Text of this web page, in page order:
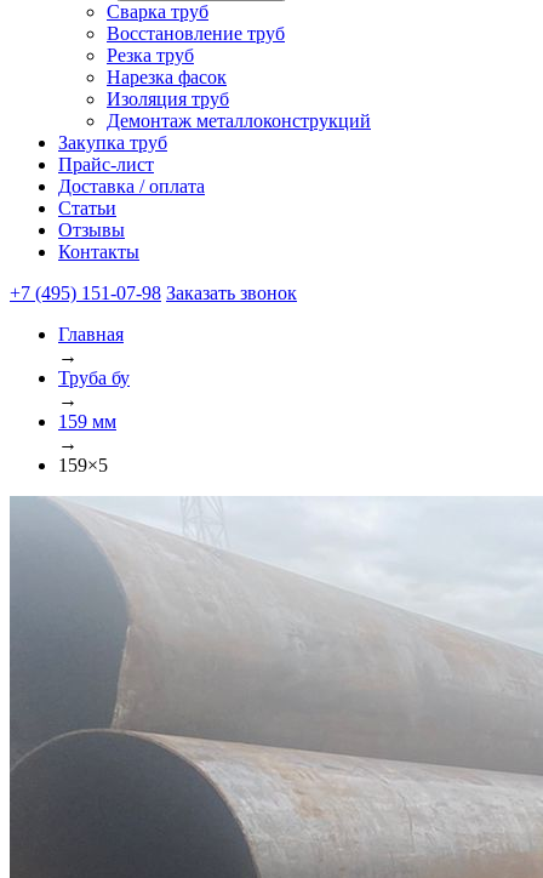
Сварка труб
Восстановление труб
Резка труб
Нарезка фасок
Изоляция труб
Демонтаж металлоконструкций
Закупка труб
Прайс-лист
Доставка / оплата
Статьи
Отзывы
Контакты
+7 (495) 151-07-98 Заказать звонок
Главная
→
Труба бу
→
159 мм
→
159×5